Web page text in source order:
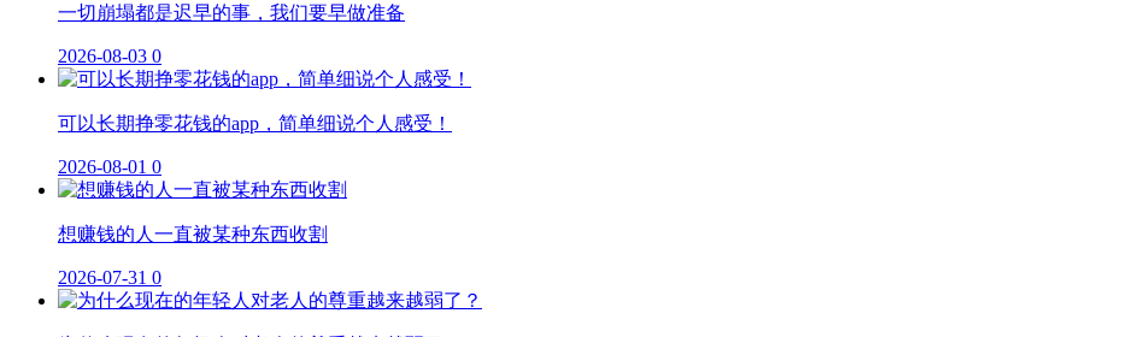
一切崩塌都是迟早的事，我们要早做准备
2026-08-03 0
可以长期挣零花钱的app，简单细说个人感受！
2026-08-01 0
想赚钱的人一直被某种东西收割
2026-07-31 0